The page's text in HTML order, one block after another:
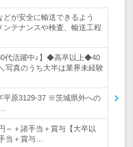
どが安全に輸送できるよう
テナンスや検査、輸送工程
代活躍中♪】◆高卒以上◆40
写真のうち大半は業界未経験
平原3129-37 ※茨城県外への
～＋諸手当＋賞与【大卒以
当＋賞与…